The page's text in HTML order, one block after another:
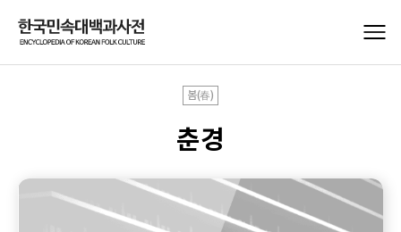
봄(春)
춘경